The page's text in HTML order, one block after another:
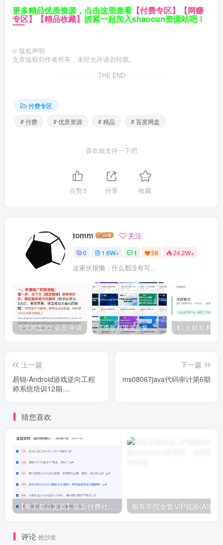
更多精品优质资源，点击这里查看 【付费专区】 【网赚
专区】 【精品收藏】 抓紧一起加入shaocun资源站吧！
© 版权声明
文章版权归作者所有，未经允许请勿转载。
THE END
付费专区
# 付费
# 优质资源 # 精品 # 百度网盘
喜欢就支持一下吧
点赞5 分享 收藏
tomm 关注
0 1.6W+ 1 58 24.2W+
这家伙很懒，什么都没有写...
夸克网盘20t 会员 申请 IT类所有渠道合集 持续日更，目前近四千多条资源 年费用户微信私信获取权限
上一篇
易锦-Android游戏逆向工程
师系统培训12期 ...
下一篇
ms08067java代码审计第6期
猜您喜欢
【每天都会更新】最新付费社群公众号文章 极客学院全套ⅥP视频(AS版)
评论 抢沙发